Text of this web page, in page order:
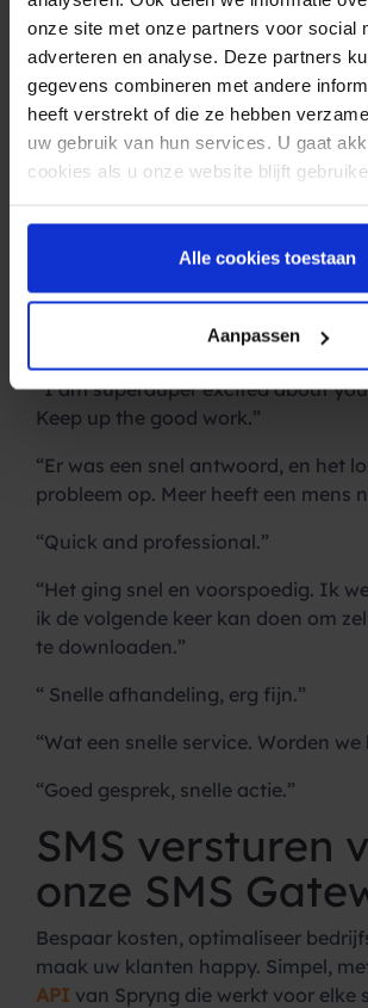
onze site met onze partners voor social
adverteren en analyse. Deze partners
gegevens combineren met andere
heeft verstrekt of die ze hebben
uw gebruik van hun services. U gaat
cookies als u onze website blijft
Alle cookies toestaan
Aanpassen
support
Deze cijfers spreken misschien voor
voor ons blijft de ervaring van de
allerbelangrijkste. Daarom hieronder
greep uit de
feedback van klanten
beroep hadden gedaan op de
“Duidelijk oplossing! Rustig aan de
zaken die hij niet zeker weet vraagt
“Bedankt, de uitleg was super.”
“I am superduper excited about
Keep up the good work.”
“Er was een snel antwoord, en het
probleem op. Meer heeft een mens
“Quick and professional.”
“Het ging snel en voorspoedig. Ik
ik de volgende keer kan doen om
te downloaden.”
“ Snelle afhandeling, erg fijn.”
“Wat een snelle service. Worden we
“Goed gesprek, snelle actie.”
SMS versturen
onze SMS
Bespaar kosten, optimaliseer
maak uw klanten happy. Simpel,
API van Spryng die werkt voor elke